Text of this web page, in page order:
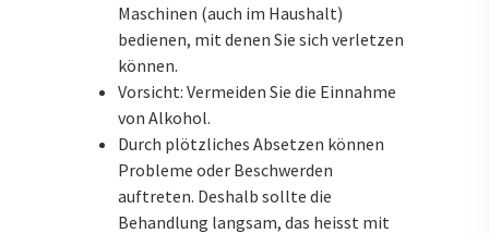
Maschinen (auch im Haushalt)
bedienen, mit denen Sie sich verletzen
können.
Vorsicht: Vermeiden Sie die Einnahme
von Alkohol.
Durch plötzliches Absetzen können
Probleme oder Beschwerden
auftreten. Deshalb sollte die
Behandlung langsam, das heisst mit